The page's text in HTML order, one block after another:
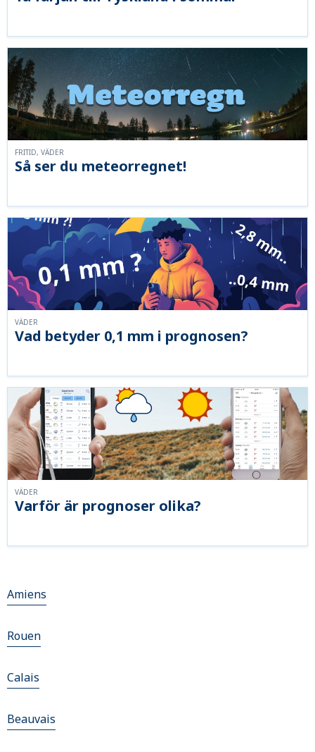
Så ser du meteorregnet!
FRITID, VÄDER
Vad betyder 0,1 mm i prognosen?
VÄDER
Varför är prognoser olika?
VÄDER
Amiens
Rouen
Calais
Beauvais